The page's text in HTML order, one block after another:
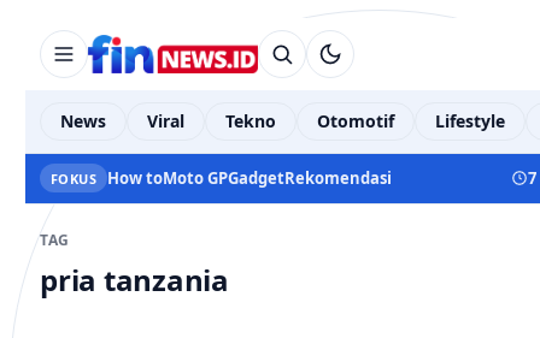
News Viral Tekno Otomotif Lifestyle
FOKUS How toMoto GPGadgetRekomendasi
TAG
pria tanzania